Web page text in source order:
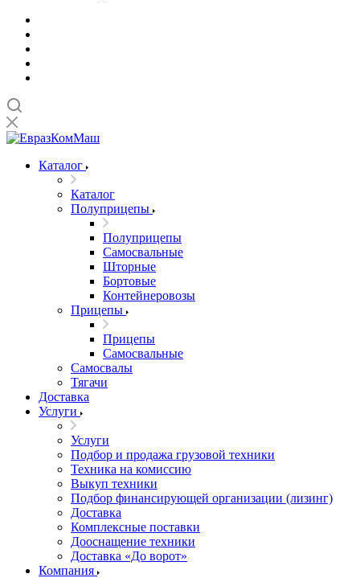
Каталог
Каталог
Полуприцепы
Полуприцепы
Самосвальные
Шторные
Бортовые
Контейнеровозы
Прицепы
Прицепы
Самосвальные
Самосвалы
Тягачи
Доставка
Услуги
Услуги
Подбор и продажа грузовой техники
Техника на комиссию
Выкуп техники
Подбор финансирующей организации (лизинг)
Доставка
Комплексные поставки
Дооснащение техники
Доставка «До ворот»
Компания